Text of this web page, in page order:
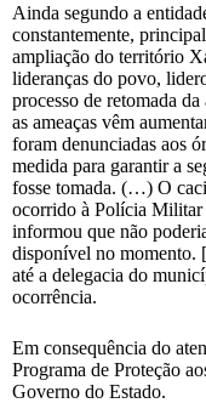
Ainda segundo a
constantemente,
ampliação do território
lideranças do povo,
processo de retomada
as ameaças vêm
foram denunciadas aos
medida para garantir a
fosse tomada. (…) O
ocorrido à Polícia Militar
informou que não
disponível no momento.
até a delegacia do
ocorrência.
Em consequência do
Programa de Proteção
Governo do Estado.